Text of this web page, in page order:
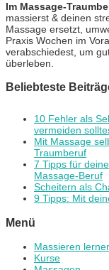
Im Massage-
massierst & deinen
Massage ersetzt,
Praxis Wochen im
verabschiedest, um
überleben.
Beliebteste
10 Fehler als
vermeiden
Mit Massage
Traumberuf
7 Tipps für
Massage-Beruf
Scheitern als
9 Tipps: Mit
Menü
Massieren
Kurse